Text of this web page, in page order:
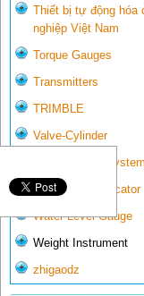
Thiết bị tự động hóa
nghiệp Việt Nam
Torque Gauges
Transmitters
TRIMBLE
Valve-Cylinder
Wall-mounted
Water Gate Indicator
Water Level Gauge
Weight Instrument
zhigaodz